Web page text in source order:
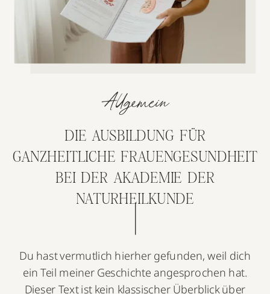
Allgemein
DIE AUSBILDUNG FÜR
GANZHEITLICHE FRAUENGESUNDHEIT
BEI DER AKADEMIE DER
NATURHEILKUNDE
Du hast vermutlich hierher gefunden, weil dich
ein Teil meiner Geschichte angesprochen hat.
Dieser Text ist kein klassischer Überblick über